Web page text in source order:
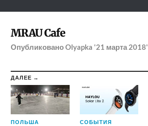
MRAU Cafe
ОпубликованоOlyapka '21 марта 2018'
ДАЛЕЕ →
ПОЛЬША СОБЫТИЯ